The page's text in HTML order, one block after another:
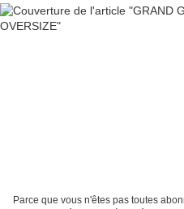
Parce que vous n'êtes pas toutes